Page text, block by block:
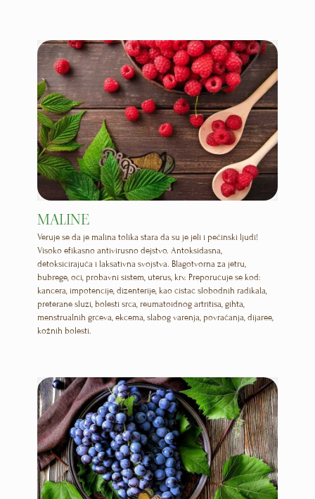
MALINE
Veruje se da je malina tolika stara da su je jeli i pećinski ljudi!
Visoko efikasno antivirusno dejstvo. Antoksidasna,
detoksicirajuća i laksativna svojstva. Blagotvorna za jetru,
bubrege, oči, probavni sistem, uterus, krv. Preporučuje se kod:
kancera, impotencije, dizenterije, kao čistač slobodnih radikala,
preterane sluzi, bolesti srca, reumatoidnog artritisa, gihta,
menstrualnih grčeva, ekcema, slabog varenja, povraćanja, dijaree,
kožnih bolesti.